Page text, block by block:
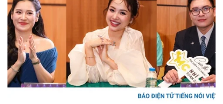
Thể thao
Bóng đá
Ô tô - Xe máy
Ô tô
Xe máy